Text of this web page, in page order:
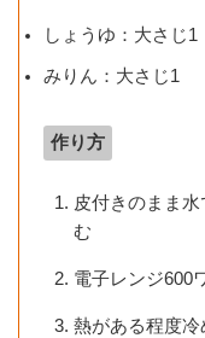
しょうゆ：大さじ1
みりん：大さじ1
作り方
皮付きのまま
む
電子レンジ600
熱がある程度